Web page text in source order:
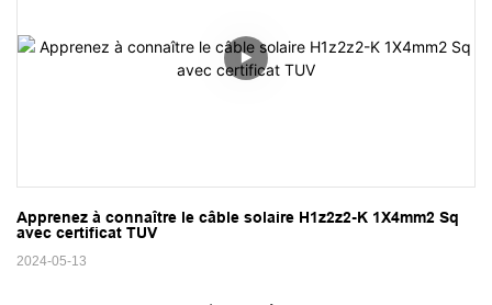
Apprenez à connaître le câble solaire H1z2z2-K 1X4mm2 Sq
avec certificat TUV
2024-05-13